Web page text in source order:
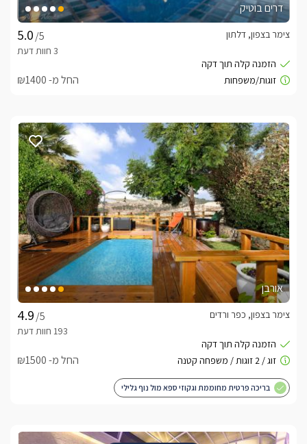
דרים בוטיק
/5
צימר בצפון, דלתון
החל מ- ₪1400
אורבן
/5
צימר בצפון, כפר ורדים
החל מ- ₪1500
בריכה פרטית מחוממת וגקוזי ספא מול נוף גלילי